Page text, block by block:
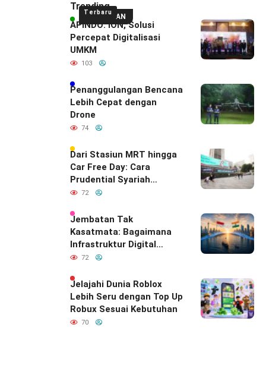
UNGGULAN
Terbaru
Trending
APINDO: ION, Solusi
Percepat Digitalisasi
UMKM
103
Penanggulangan Bencana
Lebih Cepat dengan
Drone
74
Dari Stasiun MRT hingga
Car Free Day: Cara
Prudential Syariah
Merayakan yang Nomor
Indonesia
72
Jembatan Tak
Kasatmata: Bagaimana
Infrastruktur Digital
Diam-Diam
Hubungan Indonesia–
India
72
Jelajahi Dunia Roblox
Lebih Seru dengan Top Up
Robux Sesuai Kebutuhan
70